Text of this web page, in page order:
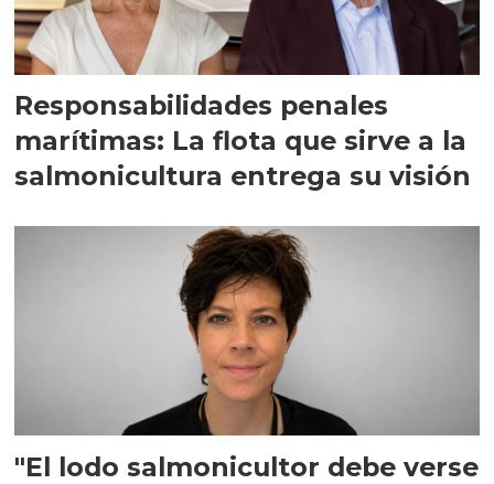
Responsabilidades penales
marítimas: La flota que sirve a la
salmonicultura entrega su visión
"El lodo salmonicultor debe verse